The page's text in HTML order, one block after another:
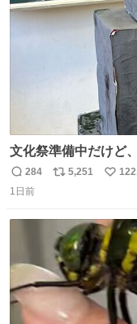
文化祭準備中だけど
返
信
284
リ
ト
数
5,251
い
数
1日前